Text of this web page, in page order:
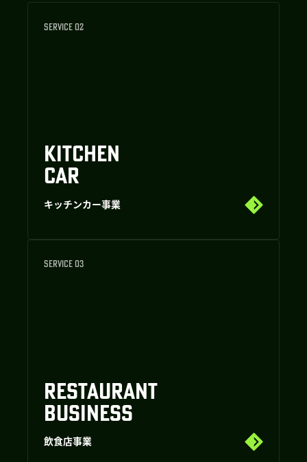
SERVICE 02
KITCHEN
CAR
キッチンカー事業
SERVICE 03
RESTAURANT
BUSINESS
飲食店事業